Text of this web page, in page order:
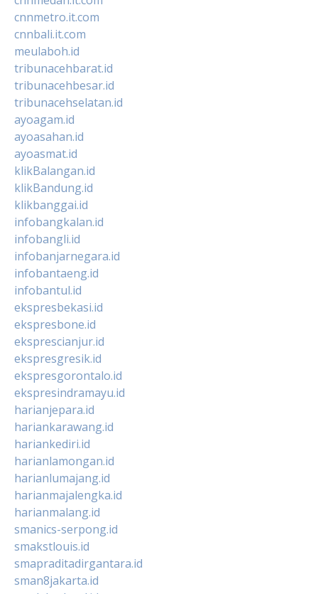
cnnmetro.it.com
cnnbali.it.com
meulaboh.id
tribunacehbarat.id
tribunacehbesar.id
tribunacehselatan.id
ayoagam.id
ayoasahan.id
ayoasmat.id
klikBalangan.id
klikBandung.id
klikbanggai.id
infobangkalan.id
infobangli.id
infobanjarnegara.id
infobantaeng.id
infobantul.id
ekspresbekasi.id
ekspresbone.id
eksprescianjur.id
ekspresgresik.id
ekspresgorontalo.id
ekspresindramayu.id
harianjepara.id
hariankarawang.id
hariankediri.id
harianlamongan.id
harianlumajang.id
harianmajalengka.id
harianmalang.id
smanics-serpong.id
smakstlouis.id
smapraditadirgantara.id
sman8jakarta.id